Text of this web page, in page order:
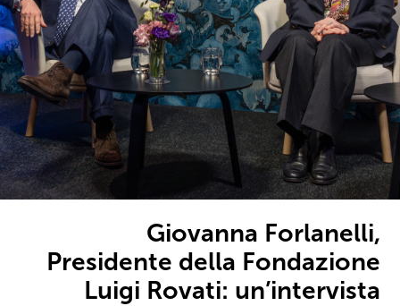
Giovanna Forlanelli,
Presidente della Fondazione
Luigi Rovati: un’intervista